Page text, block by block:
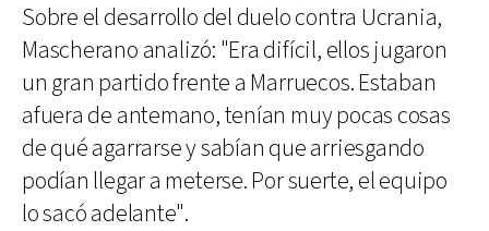
Sobre el desarrollo del duelo contra Ucrania,
Mascherano analizó: "Era difícil, ellos jugaron
un gran partido frente a Marruecos. Estaban
afuera de antemano, tenían muy pocas cosas
de qué agarrarse y sabían que arriesgando
podían llegar a meterse. Por suerte, el equipo
lo sacó adelante".